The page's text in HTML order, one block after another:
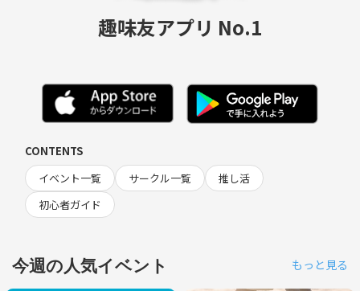
趣味友アプリ No.1
CONTENTS
イベント一覧
サークル一覧
推し活
初心者ガイド
今週の人気イベント もっと見る